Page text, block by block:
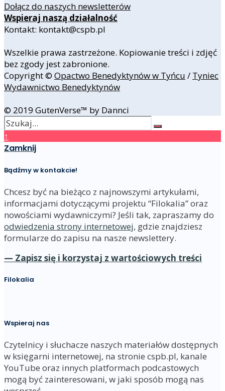
Dołącz do naszych newsletterów
Wspieraj naszą działalność
Kontakt: kontakt@cspb.pl
Wszelkie prawa zastrzeżone. Kopiowanie treści i zdjęć
bez zgody jest zabronione.
Copyright © Opactwo Benedyktynów w Tyńcu / Tyniec
Wydawnictwo Benedyktynów
© 2019 GutenVerse™ by Dannci
↑
Zamknij
Bądźmy w kontakcie!
Chcesz być na bieżąco z najnowszymi artykułami,
informacjami dotyczącymi projektu “Filokalia” oraz
nowościami wydawniczymi? Jeśli tak, zapraszamy do
odwiedzenia strony internetowej, gdzie znajdziesz
formularze do zapisu na nasze newslettery.
— Zapisz się i korzystaj z wartościowych treści
Filokalia
Wspieraj nas
Czytelnicy i słuchacze naszych materiałów dostępnych
w księgarni internetowej, na stronie cspb.pl, kanale
YouTube oraz innych platformach podcastowych
mogą być zainteresowani, w jaki sposób mogą nas